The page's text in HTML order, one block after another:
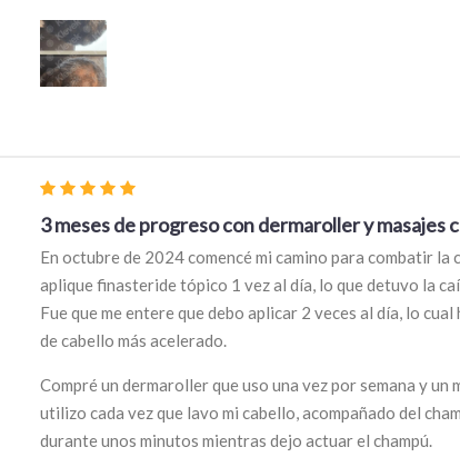
3 meses de progreso con dermaroller y masajes
En octubre de 2024 comencé mi camino para combatir la
aplique finasteride tópico 1 vez al día, lo que detuvo la
Fue que me entere que debo aplicar 2 veces al día, lo
de cabello más acelerado.
Compré un dermaroller que uso una vez por semana y
utilizo cada vez que lavo mi cabello, acompañado del
durante unos minutos mientras dejo actuar el champú.